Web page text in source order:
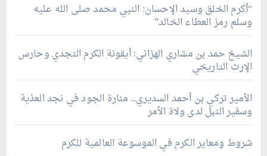
“أكرم الخلق وسيد الإحسان: النبي محمد صلى الله عليه
وسلم رمز العطاء الخالد”
الشيخ حمد بن مشاري الهزاني: أيقونة الكرم النجدي وحارس
الإرث التاريخي
الأمير تركي بن أحمد السديري.. منارة الجود في نجد العذية
وسفير النبل لدى ولاة الأمر
شروط ومعاير الكرم في الموسوعة العالمية للكرم